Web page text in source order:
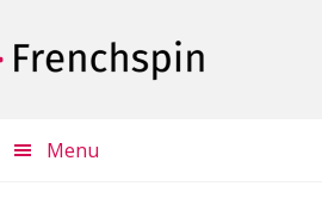
Menu